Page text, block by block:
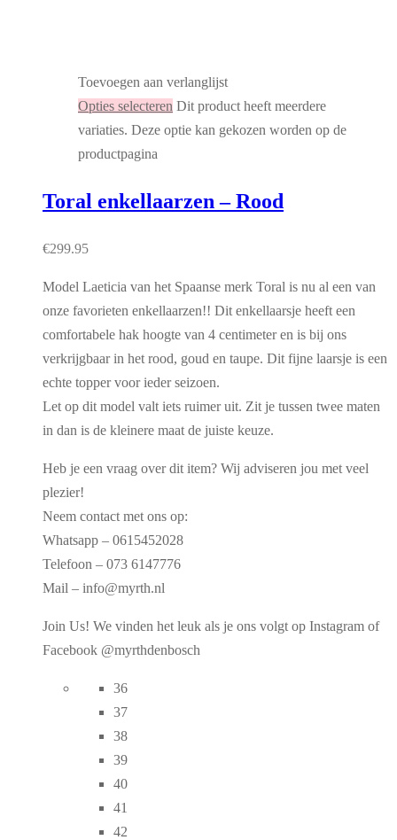
Toevoegen aan verlanglijst
Opties selecteren Dit product heeft meerdere
variaties. Deze optie kan gekozen worden op de
productpagina
Toral enkellaarzen – Rood
€299.95
Model Laeticia van het Spaanse merk Toral is nu al een van
onze favorieten enkellaarzen!! Dit enkellaarsje heeft een
comfortabele hak hoogte van 4 centimeter en is bij ons
verkrijgbaar in het rood, goud en taupe. Dit fijne laarsje is een
echte topper voor ieder seizoen.
Let op dit model valt iets ruimer uit. Zit je tussen twee maten
in dan is de kleinere maat de juiste keuze.
Heb je een vraag over dit item? Wij adviseren jou met veel
plezier!
Neem contact met ons op:
Whatsapp – 0615452028
Telefoon – 073 6147776
Mail – info@myrth.nl
Join Us! We vinden het leuk als je ons volgt op Instagram of
Facebook @myrthdenbosch
36
37
38
39
40
41
42